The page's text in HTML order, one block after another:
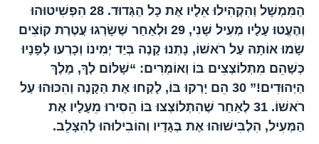
הַמִּמְשָׁל וְהִקְהִילוּ אֵלָיו אֶת כָּל הַגְּדוּד. 28 הִפְשִׁיטוּהוּ
וְהֶעֱטוּ עָלָיו מְעִיל שָׁנִי, 29 וּלְאַחַר שֶׁשָׂרְגוּ עֲטֶרֶת קוֹצִים
שָׂמוּ אוֹתָהּ עַל רֹאשׁוֹ, נָתְנוּ קָנֶה בְּיַד יְמִינוֹ וְכָרְעוּ לְפָנָיוּ
כְּשֶׁהֵם מִתְלוֹצְצִים בּוֹ וְאוֹמְרִים: “שָׁלוֹם לְךָ, מֶלֶךְ
הַיְּהוּדִים!” 30 הֵם יָרְקוּ בּוֹ, לָקְחוּ אֶת הַקָּנֶה וְהִכּוּהוּ עַל
רֹאשׁוֹ. 31 לְאַחַר שֶׁהִתְלוֹצְצוּ בּוֹ הֵסִירוּ מֵעָלָיו אֶת
הַמְּעִיל, הִלְבִּישׁוּהוּ אֶת בְּגָדָיו וְהוֹבִילוּהוּ לְהִצָּלֵב.